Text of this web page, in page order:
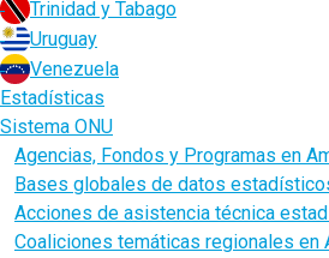
Trinidad y Tabago
Uruguay
Venezuela
Estadísticas
Sistema ONU
Agencias, Fondos y Programas en
Bases globales de datos
Acciones de asistencia técnica
Coaliciones temáticas regionales en